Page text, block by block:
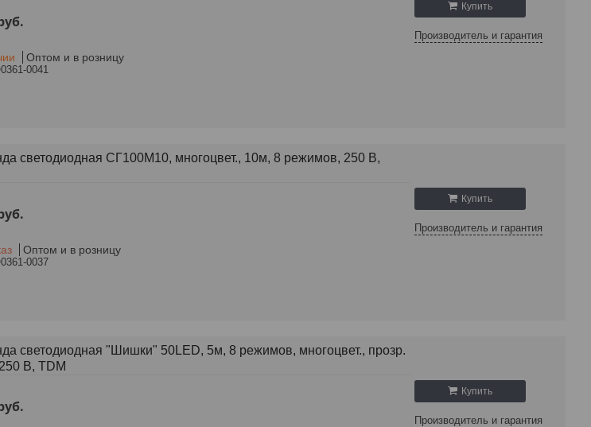
Купить
Производитель и гарантия
Оптом и в розницу
0041
Купить
Производитель и гарантия
светодиодная СГ100M10, многоцвет., 10м, 8 режимов, 250 В,
Оптом и в розницу
0037
Купить
Производитель и гарантия
светодиодная "Шишки" 50LED, 5м, 8 режимов, многоцвет., прозр.
В, TDM